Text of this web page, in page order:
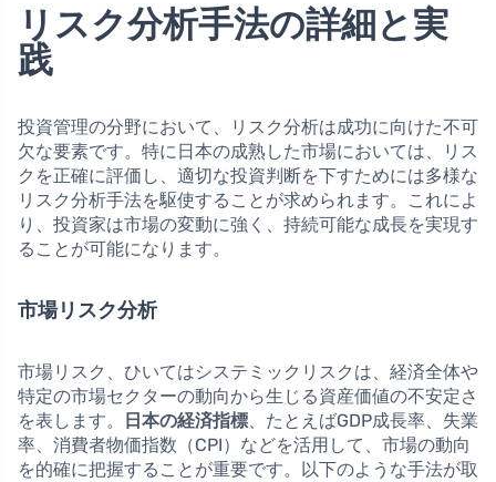
リスク分析手法の詳細と実
践
投資管理の分野において、リスク分析は成功に向けた不可
欠な要素です。特に日本の成熟した市場においては、リス
クを正確に評価し、適切な投資判断を下すためには多様な
リスク分析手法を駆使することが求められます。これによ
り、投資家は市場の変動に強く、持続可能な成長を実現す
ることが可能になります。
市場リスク分析
市場リスク、ひいてはシステミックリスクは、経済全体や
特定の市場セクターの動向から生じる資産価値の不安定さ
を表します。
日本の経済指標、たとえばGDP成長率、失業
率、消費者物価指数（CPI）などを活用して、市場の動向
を的確に把握することが重要です。以下のような手法が取